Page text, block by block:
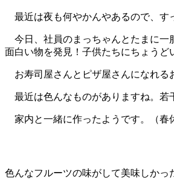
最近は夜も何やかんやあるので、す
今日、社員のまっちゃんとたまに一
面白い物を発見！子供たちにちょうど
お寿司屋さんとピザ屋さんになれる
最近は色んなものがありますね。若
家内と一緒に作ったようです。（春
色んなフルーツの味がして美味しかっ